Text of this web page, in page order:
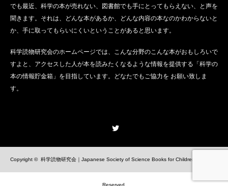
でも最近、科学の本が売れない、図書館でも手にとってもらえない、と声を
聞きます。それは、どんな本があるか、どんな内容の本なのかわからないと
か、手に取ってもらいにくいということがあると思います。
科学読物研究会のホームページでは、こんな分野のこんな本がおもしろいで
すよと、アクセスした人が本を読みたくなるような情報を提供する「科学の
本の情報貯金箱」を目指しています。どなたでもご協力を お願い致しま
す。
Copyright © 科学読物研究会｜Japanese Society of Science Books for Children
Reserved.